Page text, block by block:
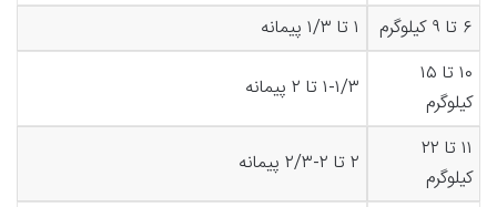
۶ تا ۹ کیلوگرم
۱ تا ۱/۳ پیمانه
۱۰ تا ۱۵
کیلوگرم
۱-۱/۳ تا ۲ پیمانه
۱۱ تا ۲۲
کیلوگرم
۲ تا ۲-۲/۳ پیمانه